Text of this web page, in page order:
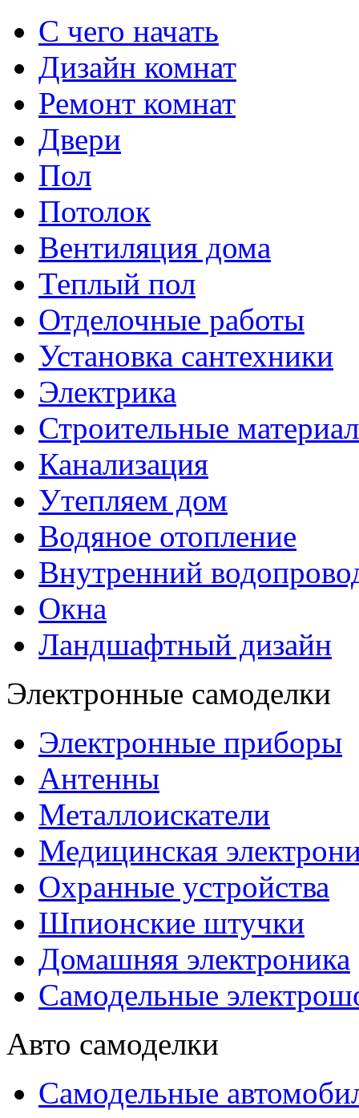
С чего начать
Дизайн комнат
Ремонт комнат
Двери
Пол
Потолок
Вентиляция дома
Теплый пол
Отделочные работы
Установка сантехники
Электрика
Строительные
Канализация
Утепляем дом
Водяное отопление
Внутренний
Окна
Ландшафтный дизайн
Электронные самоделки
Электронные приборы
Антенны
Металлоискатели
Медицинская
Охранные устройства
Шпионские штучки
Домашняя электроника
Самодельные
Авто самоделки
Самодельные